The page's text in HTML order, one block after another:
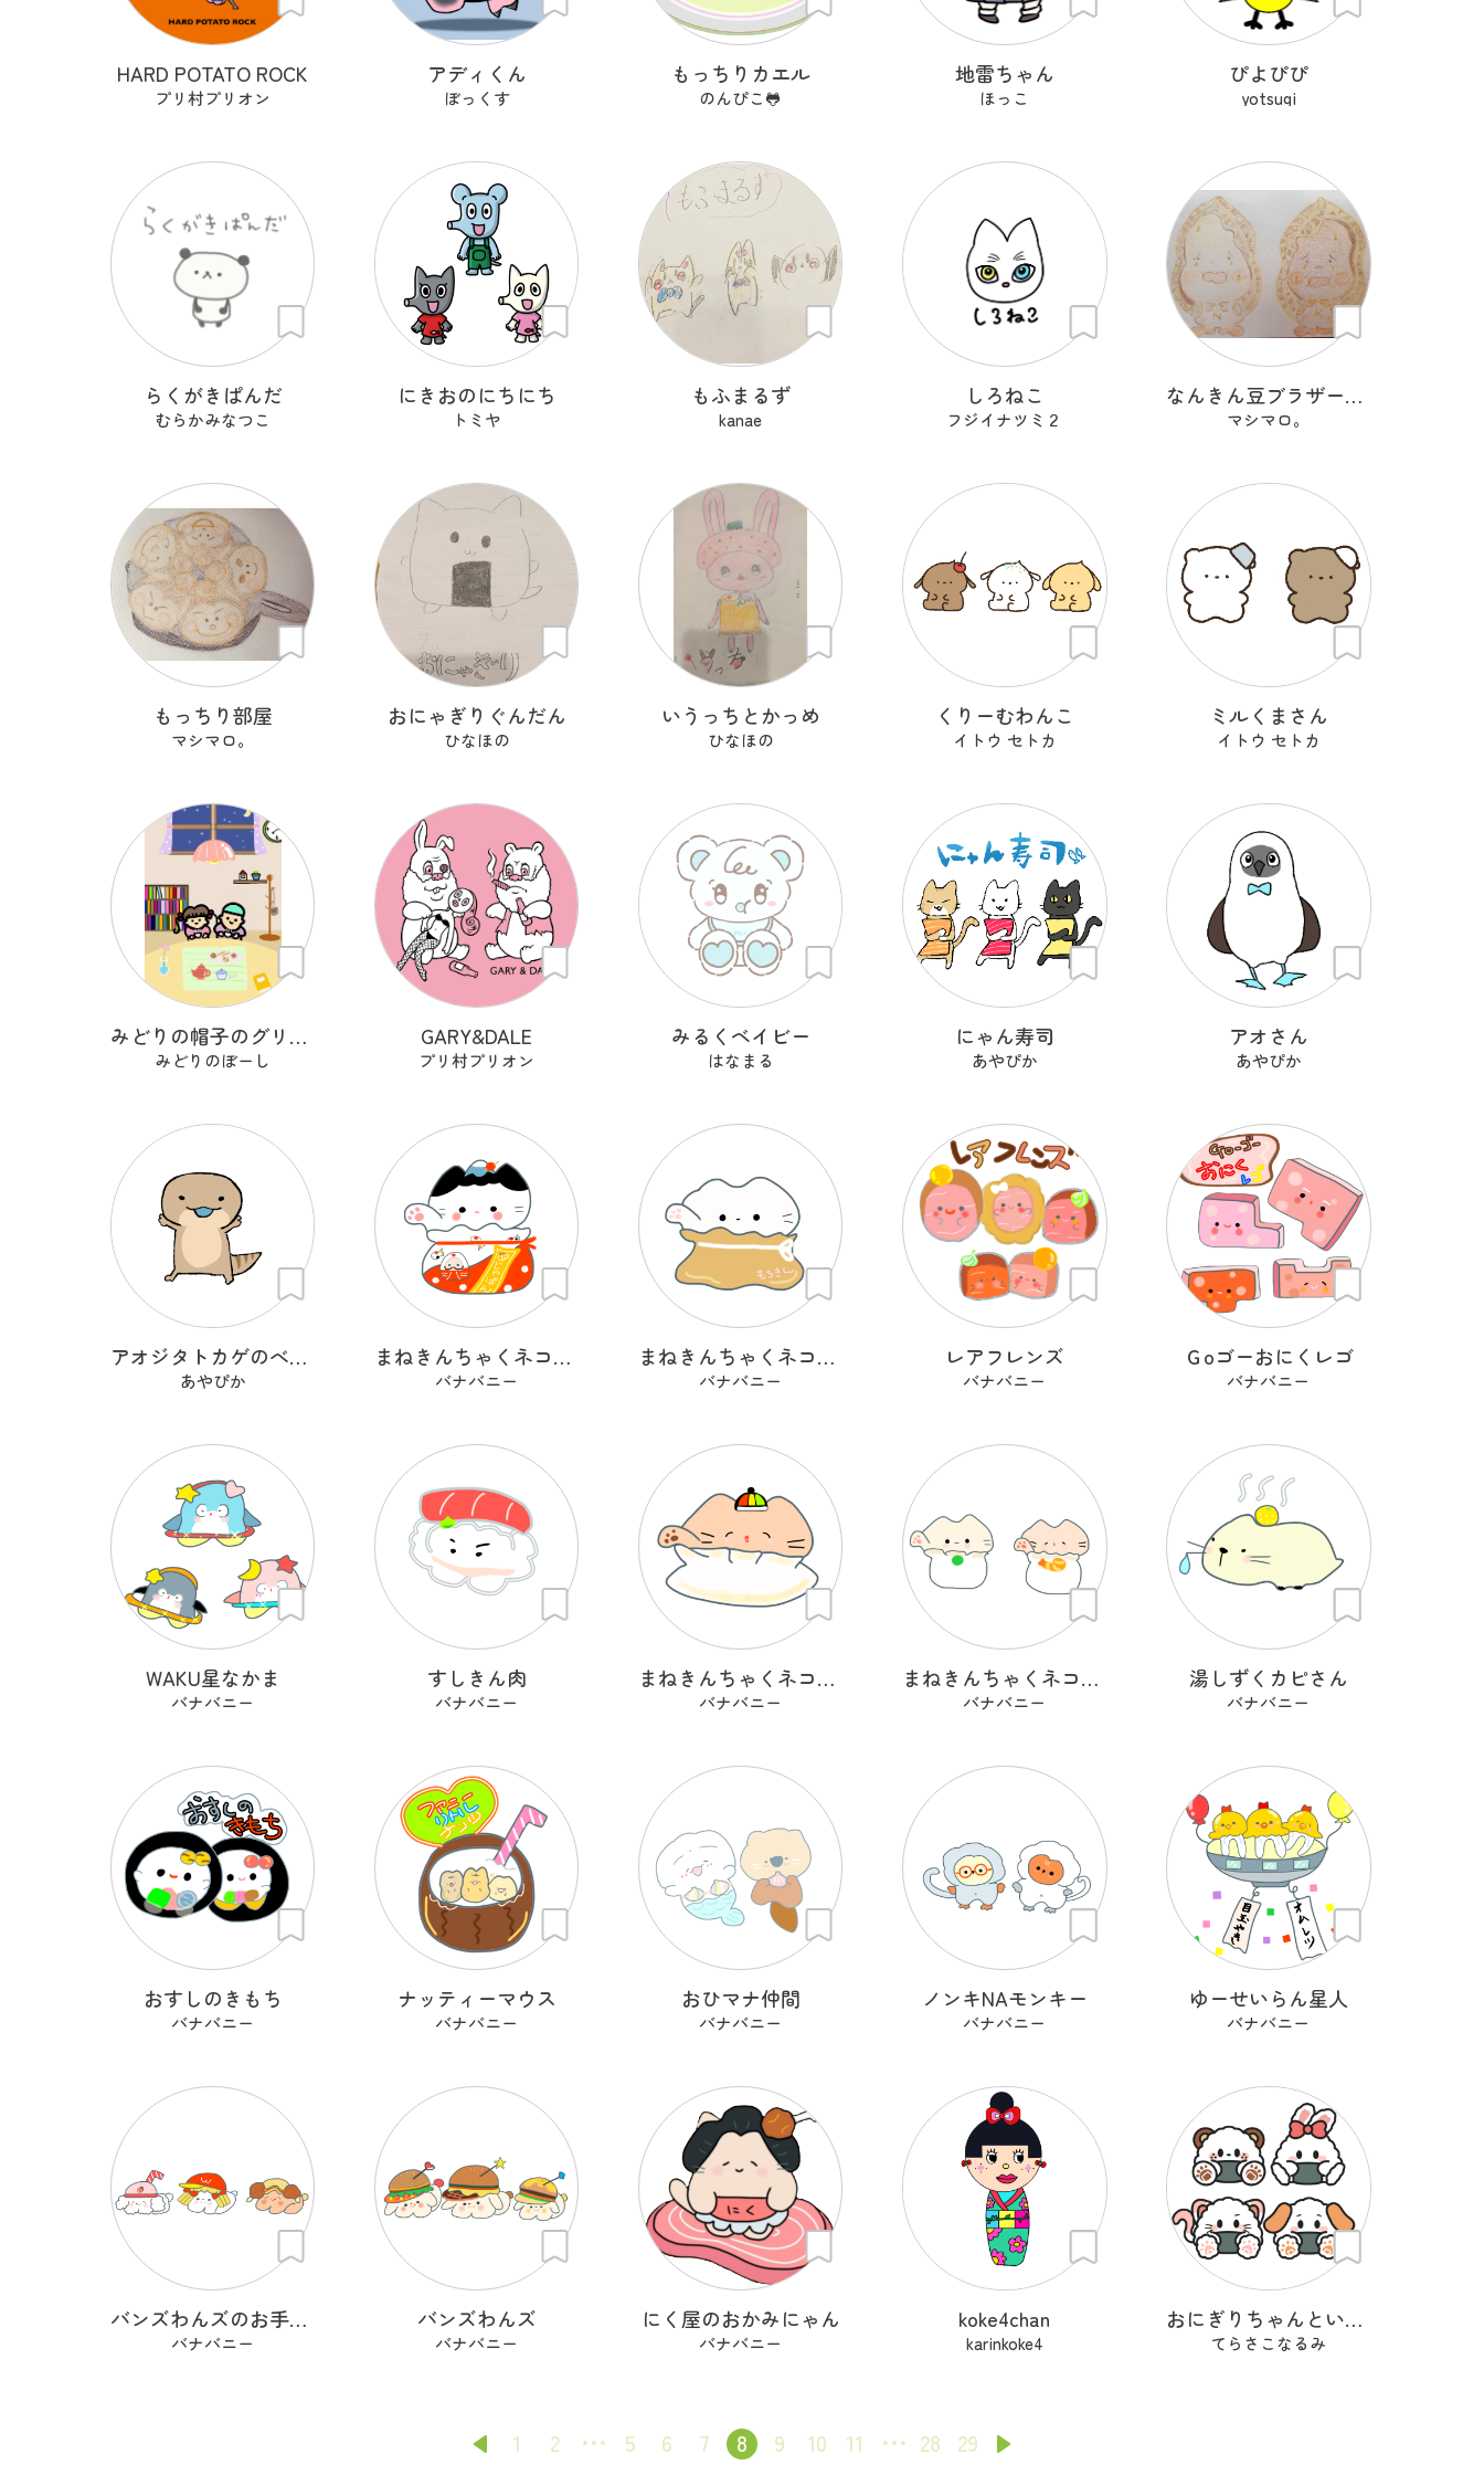
HARD POTATO ROCK
プリ村プリオン
アディくん
ぼっくす
もっちりカエル
のんぴこ🐸
地雷ちゃん
ほっこ
ぴよぴぴ
yotsugi
らくがきぱんだ
むらかみなつこ
にきおのにちにち
トミヤ
もふまるず
kanae
しろねこ
フジイナツミ２
なんきん豆ブラザーズ ＮナンＫキンちゃん
マシマロ。
もっちり部屋
マシマロ。
おにゃぎりぐんだん
ひなほの
いうっちとかっめ
ひなほの
くりーむわんこ
イトウ セトカ
ミルくまさん
イトウ セトカ
みどりの帽子のグリンくん
みどりのぼーし
GARY&DALE
プリ村プリオン
みるくベイビー
はなまる
にゃん寿司
あやぴか
アオさん
あやぴか
アオジタトカゲのべーたん
あやぴか
まねきんちゃくネコ（和巾着）
バナバニー
まねきんちゃくネコ（餅巾着）
バナバニー
レアフレンズ
バナバニー
Ｇoゴーおにくレゴ
バナバニー
WAKU星なかま
バナバニー
すしきん肉
バナバニー
まねきんちゃくネコ（餃子巾着）
バナバニー
まねきんちゃくネコ（シュウマイ巾着）
バナバニー
湯しずくカピさん
バナバニー
おすしのきもち
バナバニー
ナッティーマウス
バナバニー
おひマナ仲間
バナバニー
ノンキNAモンキー
バナバニー
ゆーせいらん星人
バナバニー
バンズわんズのお手伝いワン
バナバニー
バンズわんズ
バナバニー
にく屋のおかみにゃん
バナバニー
koke4chan
karinkoke4
おにぎりちゃんといっしょ
てらさこなるみ
1 2 5 6 7 8 9 10 11 28 29